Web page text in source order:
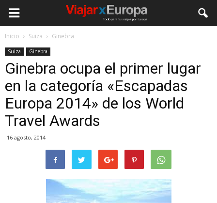
Viajar
por
Europa
Inicio Suiza Ginebra
Suiza Ginebra
Ginebra ocupa el primer lugar
en la categoría «Escapadas
Europa 2014» de los World
Travel Awards
16 agosto, 2014